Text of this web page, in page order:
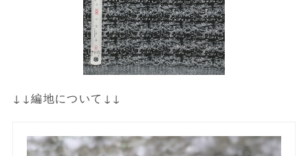
↓↓編地について↓↓